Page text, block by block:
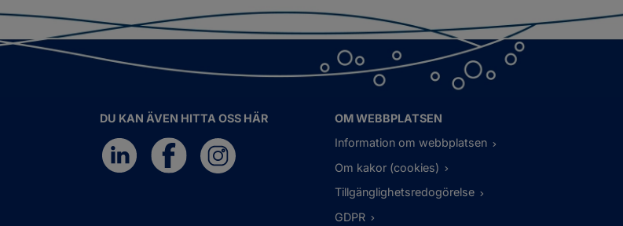
DU KAN ÄVEN HITTA OSS HÄR
OM WEBBPLATSEN
Information om webbplatsen
Om kakor (cookies)
Tillgänglighetsredogörelse
GDPR